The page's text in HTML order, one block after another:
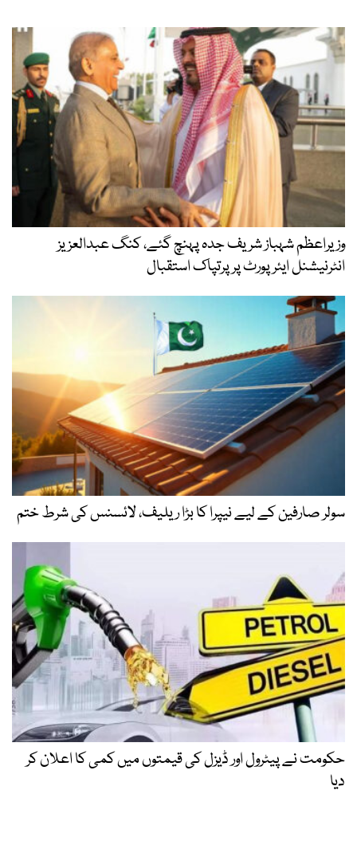
وزیراعظم شہباز شریف جدہ پہنچ گئے، کنگ عبدالعزیز
انٹرنیشنل ایئر پورٹ پر پرتپاک استقبال
سولر صارفین کے لیے نیپرا کا بڑا ریلیف، لائسنس کی شرط ختم
حکومت نے پیٹرول اور ڈیزل کی قیمتوں میں کمی کا اعلان کر
دیا